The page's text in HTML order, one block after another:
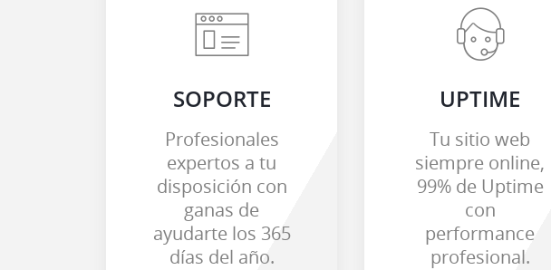
SOPORTE
Profesionales
expertos a tu
disposición con
ganas de
ayudarte los 365
días del año.
UPTIME
Tu sitio web
siempre online,
99% de Uptime
con
performance
profesional.